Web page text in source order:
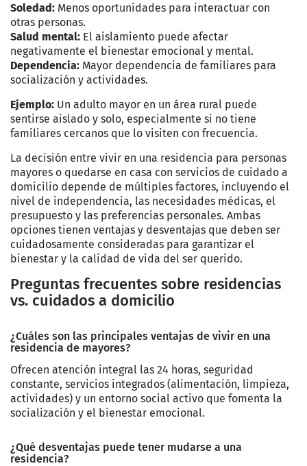
Soledad: Menos oportunidades para interactuar con
otras personas.
Salud mental: El aislamiento puede afectar
negativamente el bienestar emocional y mental.
Dependencia: Mayor dependencia de familiares para
socialización y actividades.
Ejemplo: Un adulto mayor en un área rural puede
sentirse aislado y solo, especialmente si no tiene
familiares cercanos que lo visiten con frecuencia.
La decisión entre vivir en una residencia para personas
mayores o quedarse en casa con servicios de cuidado a
domicilio depende de múltiples factores, incluyendo el
nivel de independencia, las necesidades médicas, el
presupuesto y las preferencias personales. Ambas
opciones tienen ventajas y desventajas que deben ser
cuidadosamente consideradas para garantizar el
bienestar y la calidad de vida del ser querido.
Preguntas frecuentes sobre residencias
vs. cuidados a domicilio
¿Cuáles son las principales ventajas de vivir en una
residencia de mayores?
Ofrecen atención integral las 24 horas, seguridad
constante, servicios integrados (alimentación, limpieza,
actividades) y un entorno social activo que fomenta la
socialización y el bienestar emocional.
¿Qué desventajas puede tener mudarse a una
residencia?